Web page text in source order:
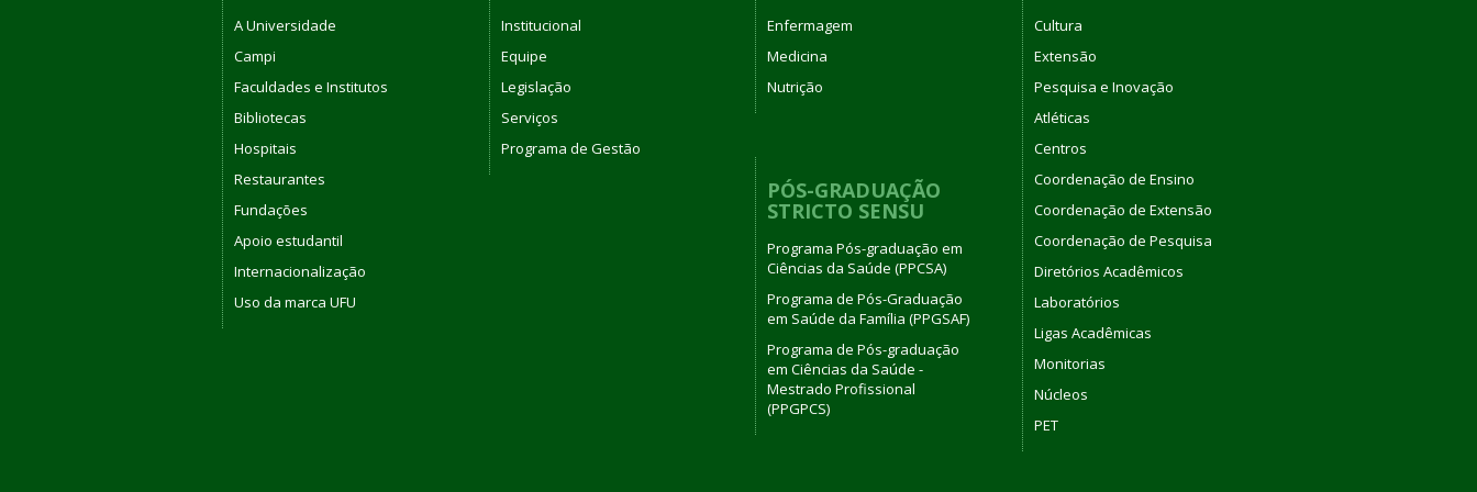
A Universidade
Campi
Faculdades e Institutos
Bibliotecas
Hospitais
Restaurantes
Fundações
Apoio estudantil
Internacionalização
Uso da marca UFU
Institucional
Equipe
Legislação
Serviços
Programa de Gestão
Enfermagem
Medicina
Nutrição
PÓS-GRADUAÇÃO
STRICTO SENSU
Programa Pós-graduação em
Ciências da Saúde (PPCSA)
Programa de Pós-Graduação
em Saúde da Família (PPGSAF)
Programa de Pós-graduação
em Ciências da Saúde -
Mestrado Profissional
(PPGPCS)
Cultura
Extensão
Pesquisa e Inovação
Atléticas
Centros
Coordenação de Ensino
Coordenação de Extensão
Coordenação de Pesquisa
Diretórios Acadêmicos
Laboratórios
Ligas Acadêmicas
Monitorias
Núcleos
PET